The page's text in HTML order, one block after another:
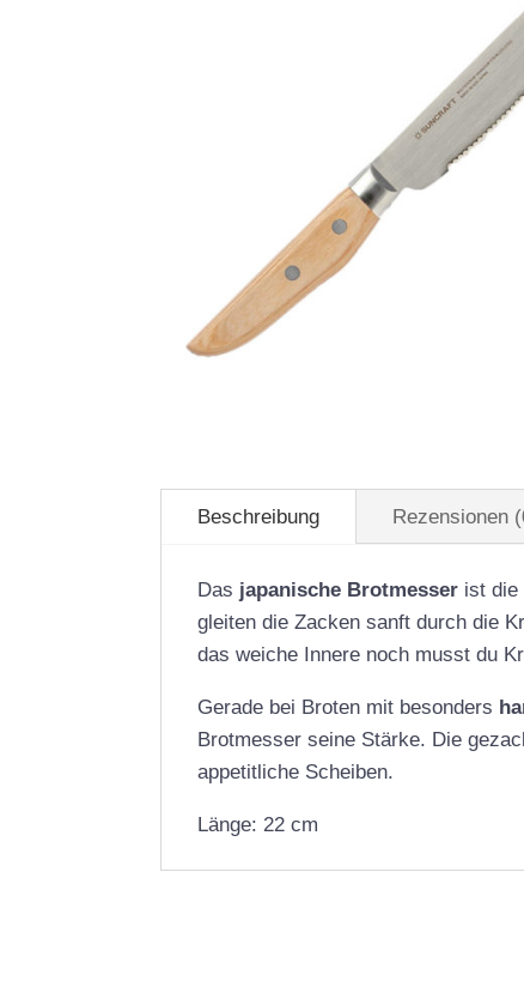
Beschreibung Rezensionen
Das japanische Brotmesser ist die
gleiten die Zacken sanft durch die
das weiche Innere noch musst du
Gerade bei Broten mit besonders
Brotmesser seine Stärke. Die
appetitliche Scheiben.
Länge: 22 cm